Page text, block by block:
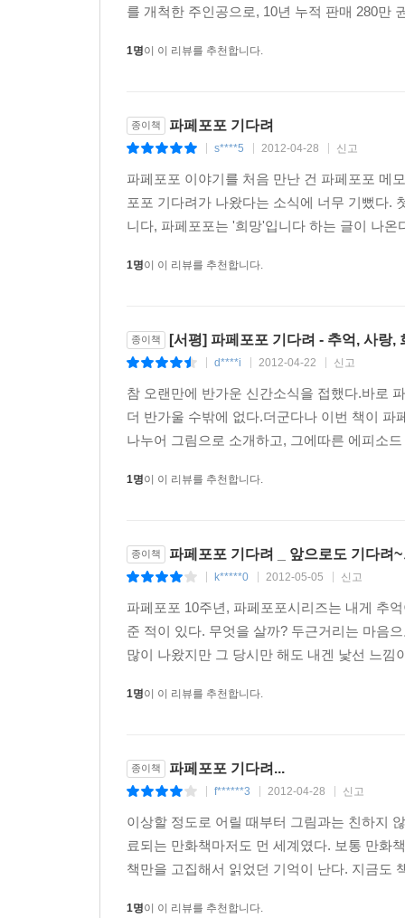
를 개척한 주인공으로, 10년 누적 판매 280만
1명이 이 리뷰를 추천합니다.
종이책 파페포포 기다려
s****5 2012-04-28 신고
파페포포 이야기를 처음 만난 건 파페포포 메
포포 기다려가 나왔다는 소식에 너무 기뻤다.
니다, 파페포포는 '희망'입니다 하는 글이 나
1명이 이 리뷰를 추천합니다.
종이책 [서평] 파페포포 기다려 - 추억, 사랑,
d****i 2012-04-22 신고
참 오랜만에 반가운 신간소식을 접했다.바로
더 반가울 수밖에 없다.더군다나 이번 책이
나누어 그림으로 소개하고, 그에따른 에피소
1명이 이 리뷰를 추천합니다.
종이책 파페포포 기다려 _ 앞으로도 기다려
k*****0 2012-05-05 신고
파페포포 10주년, 파페포포시리즈는 내게 추
준 적이 있다. 무엇을 살까? 두근거리는 마음
많이 나왔지만 그 당시만 해도 내겐 낯선 느
1명이 이 리뷰를 추천합니다.
종이책 파페포포 기다려...
f******3 2012-04-28 신고
이상할 정도로 어릴 때부터 그림과는 친하지
료되는 만화책마저도 먼 세계였다. 보통 만화
책만을 고집해서 읽었던 기억이 난다. 지금도
1명이 이 리뷰를 추천합니다.